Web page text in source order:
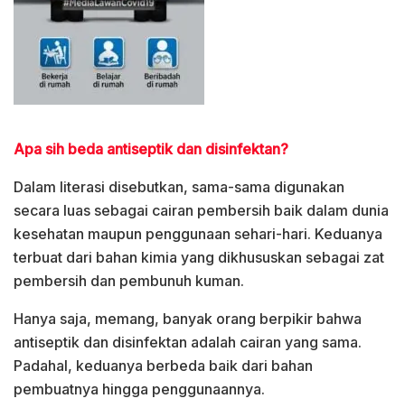
Apa sih beda antiseptik dan disinfektan?
Dalam literasi disebutkan, sama-sama digunakan
secara luas sebagai cairan pembersih baik dalam dunia
kesehatan maupun penggunaan sehari-hari. Keduanya
terbuat dari bahan kimia yang dikhususkan sebagai zat
pembersih dan pembunuh kuman.
Hanya saja, memang, banyak orang berpikir bahwa
antiseptik dan disinfektan adalah cairan yang sama.
Padahal, keduanya berbeda baik dari bahan
pembuatnya hingga penggunaannya.